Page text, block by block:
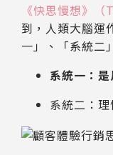
《快思慢想》
到，人類大腦運
一」、「系統二
系統一：
系統二：